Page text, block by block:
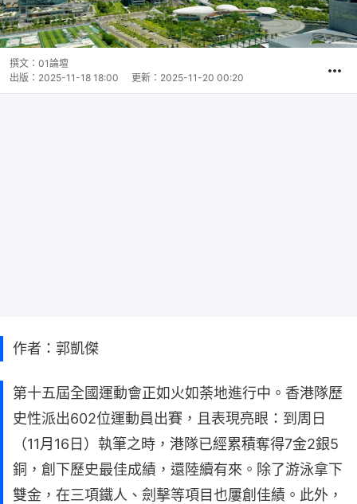
撰文： 01論壇
出版： 2025-11-18 18:00 更新： 2025-11-20 00:20
作者：郭凱傑
第十五屆全國運動會正如火如荼地進行中。香港隊歷
史性派出602位運動員出賽，且表現亮眼：到周日
（11月16日）執筆之時，港隊已經累積奪得7金2銀5
銅，創下歷史最佳成績，還陸續有來。除了游泳拿下
雙金，在三項鐵人、劍擊等項目也屢創佳績。此外，